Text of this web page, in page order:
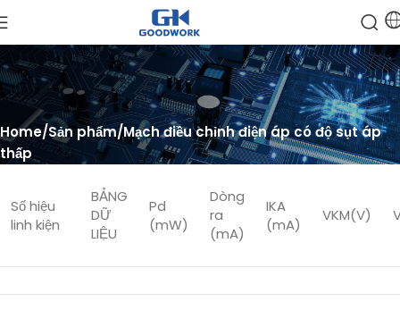
Home Sản phẩm Mạch điều chỉnh điện áp có độ sụt áp
thấp
Số hiệu
linh kiện
BẢNG
DỮ
LIỆU
Pd
(mW)
Dòng
ra
(mA)
IKA
(mA)
VKM(V)